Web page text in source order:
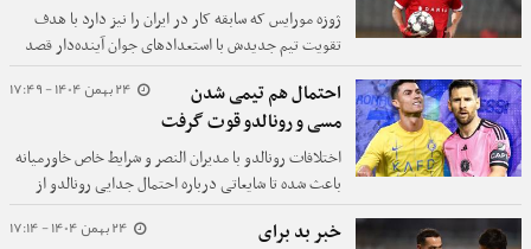
ژوزه مورایس که سابقه کار در ایران را نیز دارد با هدف
تقویت تیم جدیدش با استعدادهای جوان آینده‌دار قصد
داشت مبلغ قابل توجهی برای جذب دفاع راست آینده‌دار
قرمزهای پایتخت بپردازد.
24 بهمن 1404 - 17:49
احتمال هم تیمی شدن
مسی و رونالدو قوت گرفت
اختلافات رونالدو با مدیران النصر و شرایط خاص خاورمیانه
باعث شده تا شایعاتی درباره احتمال جدایی رونالدو از
النصر مطرح شود. اما از بین گزینه‌های مقصد، یکی از همه
جذابتر است.
24 بهمن 1404 - 17:14
خبر بد برای